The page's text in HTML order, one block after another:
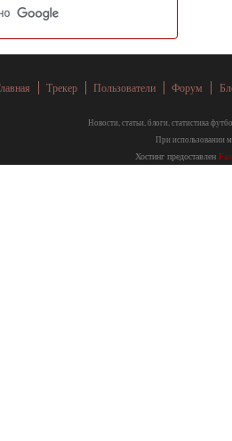
Трекер Пользователи Форум
Новости, статьи, блоги, статистика
При использовании
Хостинг предоставлен